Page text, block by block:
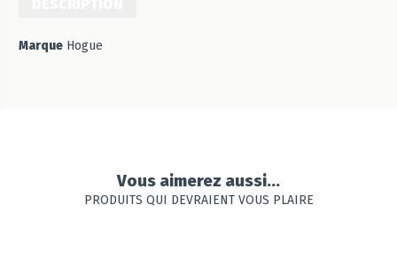
Marque Hogue
Vous aimerez aussi...
PRODUITS QUI DEVRAIENT VOUS PLAIRE